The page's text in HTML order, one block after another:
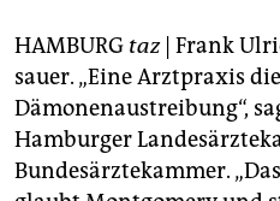
epaper login
HAMBURG taz| Frank
sauer. „Eine Arztpraxis
Dämonenaustreibung“,
Hamburger
Bundesärztekammer.